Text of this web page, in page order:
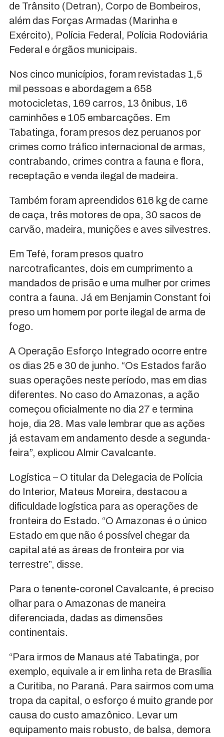
de Trânsito (Detran), Corpo de Bombeiros,
além das Forças Armadas (Marinha e
Exército), Polícia Federal, Polícia Rodoviária
Federal e órgãos municipais.
Nos cinco municípios, foram revistadas 1,5
mil pessoas e abordagem a 658
motocicletas, 169 carros, 13 ônibus, 16
caminhões e 105 embarcações. Em
Tabatinga, foram presos dez peruanos por
crimes como tráfico internacional de armas,
contrabando, crimes contra a fauna e flora,
receptação e venda ilegal de madeira.
Também foram apreendidos 616 kg de carne
de caça, três motores de opa, 30 sacos de
carvão, madeira, munições e aves silvestres.
Em Tefé, foram presos quatro
narcotraficantes, dois em cumprimento a
mandados de prisão e uma mulher por crimes
contra a fauna. Já em Benjamin Constant foi
preso um homem por porte ilegal de arma de
fogo.
A Operação Esforço Integrado ocorre entre
os dias 25 e 30 de junho. “Os Estados farão
suas operações neste período, mas em dias
diferentes. No caso do Amazonas, a ação
começou oficialmente no dia 27 e termina
hoje, dia 28. Mas vale lembrar que as ações
já estavam em andamento desde a segunda-
feira”, explicou Almir Cavalcante.
Logística – O titular da Delegacia de Polícia
do Interior, Mateus Moreira, destacou a
dificuldade logística para as operações de
fronteira do Estado. “O Amazonas é o único
Estado em que não é possível chegar da
capital até as áreas de fronteira por via
terrestre”, disse.
Para o tenente-coronel Cavalcante, é preciso
olhar para o Amazonas de maneira
diferenciada, dadas as dimensões
continentais.
“Para irmos de Manaus até Tabatinga, por
exemplo, equivale a ir em linha reta de Brasília
a Curitiba, no Paraná. Para sairmos com uma
tropa da capital, o esforço é muito grande por
causa do custo amazônico. Levar um
equipamento mais robusto, de balsa, demora